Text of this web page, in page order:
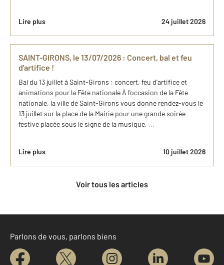
Lire plus 24 juillet 2026
SAINT-GIRONS, le 13/07/2026 : Concert, bal et feu
d'artifice !
Bal du 13 juillet à Saint-Girons : concert, feu d'artifice et
animations pour la Fête nationale À l'occasion de la Fête
nationale, la ville de Saint-Girons vous donne rendez-vous le
13 juillet sur la place de la Mairie pour une grande soirée
festive placée sous le signe de la musique, ...
Lire plus 10 juillet 2026
Voir tous les articles
Parlons de vous, parlons biens